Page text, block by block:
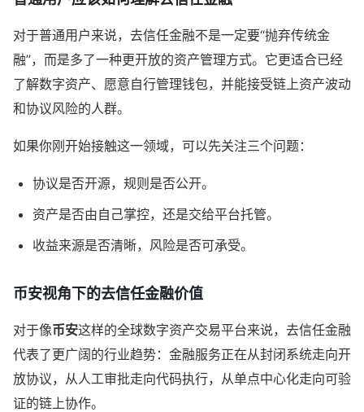
对于普通用户来说，去信任金融不是一定要“抛弃传统金
融”，而是多了一种更开放的资产管理方式。它更适合已经
了解数字资产、愿意自行管理钱包，并能接受链上资产波动
和协议风险的人群。
如果你刚开始接触这一领域，可以先关注三个问题：
协议是否开源，规则是否公开。
资产是否由自己掌控，还是交给平台托管。
收益来源是否清晰，风险是否可承受。
币安视角下的去信任金融价值
对于像币安这样的全球数字资产交易平台来说，去信任金融
代表了更广阔的行业趋势：金融服务正在从封闭系统走向开
放协议，从人工审批走向代码执行，从单点中心化走向可验
证的链上协作。